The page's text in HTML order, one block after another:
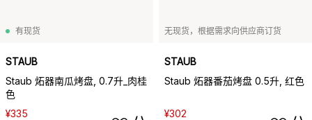
有现货
STAUB
Staub 炻器南瓜烤盘, 0.7升_肉桂
色
¥335
无现货，根据需求向供应商订货
STAUB
Staub 炻器番茄烤盘 0.5升, 红色
¥302